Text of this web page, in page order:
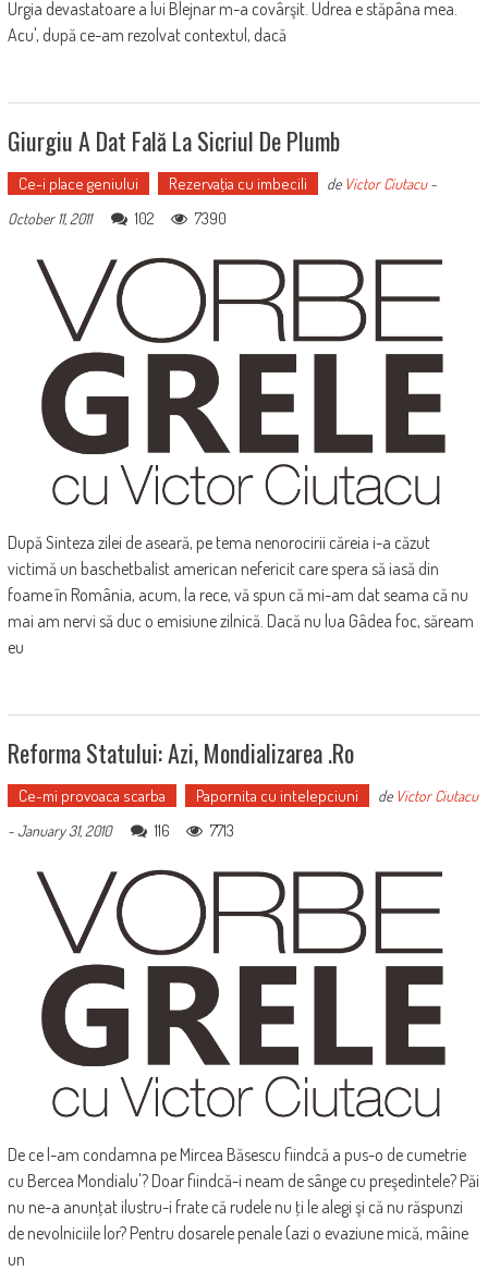
Urgia devastatoare a lui Blejnar m-a covârşit. Udrea e stăpâna mea.
Acu', după ce-am rezolvat contextul, dacă
Giurgiu A Dat Fală La Sicriul De Plumb
Ce-i place geniului Rezervaţia cu imbecili de Victor Ciutacu-
October 11, 2011
102 7390
După Sinteza zilei de aseară, pe tema nenorocirii căreia i-a căzut
victimă un baschetbalist american nefericit care spera să iasă din
foame în România, acum, la rece, vă spun că mi-am dat seama că nu
mai am nervi să duc o emisiune zilnică. Dacă nu lua Gâdea foc, săream
eu
Reforma Statului: Azi, Mondializarea .ro
Ce-mi provoaca scarba Papornita cu intelepciuni de Victor Ciutacu
-January 31, 2010 116 7713
De ce l-am condamna pe Mircea Băsescu fiindcă a pus-o de cumetrie
cu Bercea Mondialu'? Doar fiindcă-i neam de sânge cu preşedintele? Păi
nu ne-a anunţat ilustru-i frate că rudele nu ţi le alegi şi că nu răspunzi
de nevolniciile lor? Pentru dosarele penale (azi o evaziune mică, mâine
un